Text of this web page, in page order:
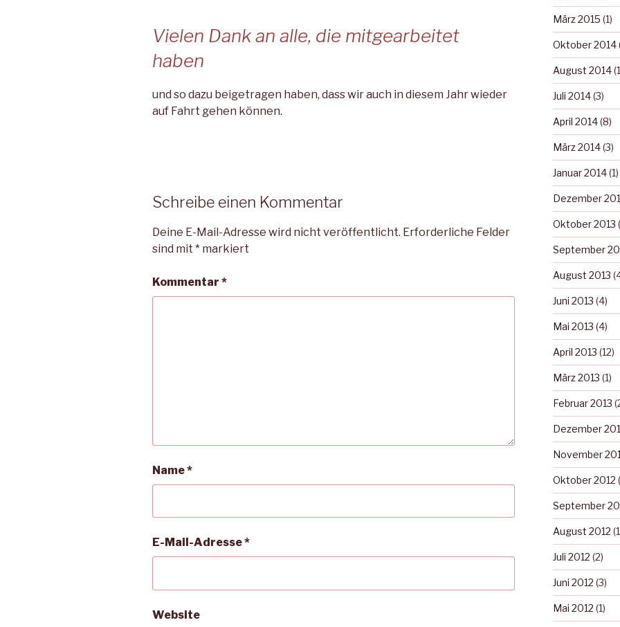
Vielen Dank an alle, die mitgearbeitet
haben
und so dazu beigetragen haben, dass wir auch in diesem Jahr wieder
auf Fahrt gehen können.
Schreibe einen Kommentar
Deine E-Mail-Adresse wird nicht veröffentlicht. Erforderliche Felder
sind mit * markiert
Kommentar *
Name*
E-Mail-Adresse*
Website
März 2015 (1)
Oktober 2014
August 2014
Juli 2014(3)
April 2014(8)
März 2014(3)
Januar 2014(1)
Dezember
Oktober 2013
September
August 2013
Juni 2013 (4)
Mai 2013 (4)
April 2013 (12)
März 2013 (1)
Februar 2013
Dezember
November
Oktober 2012
September
August 2012
Juli 2012 (2)
Juni 2012 (3)
Mai 2012 (1)